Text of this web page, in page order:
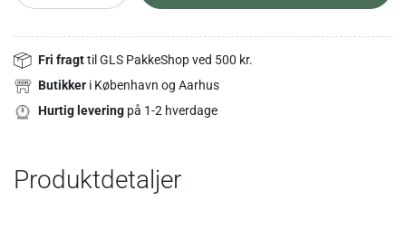
Fri fragttil GLS PakkeShop ved 500 kr.
Butikker i København og Aarhus
Hurtig levering på 1-2 hverdage
Produktdetaljer